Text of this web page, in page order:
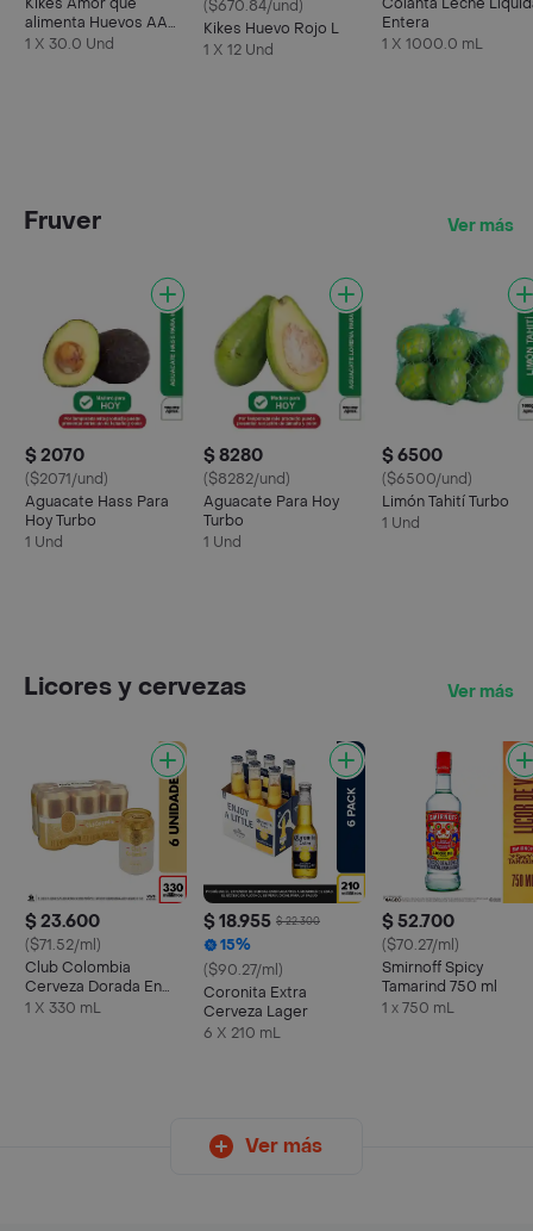
alimenta Huevos AA
Rojos L
1 X 30.0 Und
($670.84/und)
Kikes Huevo Rojo L
1 X 12 Und
Entera
1 X 1000.0 mL
Fruver Ver más
$ 2070
($2071/und)
Aguacate Hass Para
Hoy Turbo
1 Und
$ 8280
($8282/und)
Aguacate Para Hoy
Turbo
1 Und
$ 6500
($6500/und)
Limón Tahití Turbo
1 Und
Licores y cervezas Ver más
$ 23.600
($71.52/ml)
Club Colombia
Cerveza Dorada En
Lata 330 ML X6 Unds
1 X 330 mL
$ 18.955 $ 22.300
15%
($90.27/ml)
Coronita Extra
Cerveza Lager
6 X 210 mL
$ 52.700
($70.27/ml)
Smirnoff Spicy
Tamarind 750 ml
1 x 750 mL
Ver más